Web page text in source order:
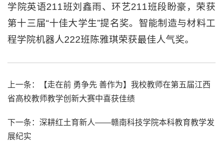
学院英语211班刘鑫雨、环艺211班段盼豪，荣获
第十三届“十佳大学生”提名奖。智能制造与材料工
程学院机器人222班陈雅琪荣获最佳人气奖。
上一条：
【走在前 勇争先 善作为】我校教师在第五届江西
省高校教师教学创新大赛中喜获佳绩
下一条： 深耕红土育新人——赣南科技学院本科教育教学发
展纪实